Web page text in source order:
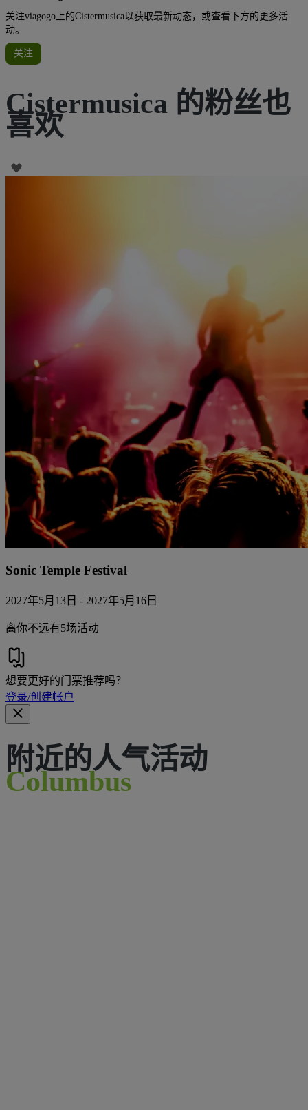
关注viagogo上的Cistermusica以获取最新动态，或查看下方的更多活
动。
关注
Cistermusica 的粉丝也
喜欢
Sonic Temple Festival
2027年5月13日 - 2027年5月16日
离你不远有5场活动
想要更好的门票推荐吗？
登录/创建帐户
附近的人气活动
Columbus